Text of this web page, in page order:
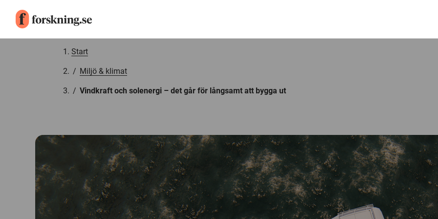
Start
/ Miljö & klimat
/ Vindkraft och solenergi – det går för långsamt att bygga ut